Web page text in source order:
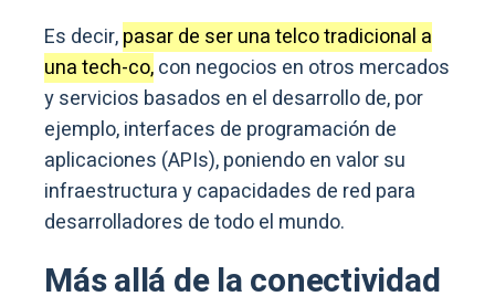
Es decir,pasar de ser una telco tradicional a
una tech-co,con negocios en otros mercados
y servicios basados en el desarrollo de, por
ejemplo, interfaces de programación de
aplicaciones (APIs), poniendo en valor su
infraestructura y capacidades de red para
desarrolladores de todo el mundo.
Más allá de la conectividad